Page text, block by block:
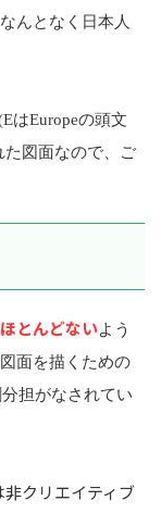
んとなく日本人
はEuropeの頭文
図面なので、ご
とんどないよう
面を描くための
担がなされてい
クリエイティブ